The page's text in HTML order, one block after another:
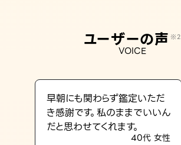
ユーザーの声 ※2
VOICE
早朝にも関わらず鑑定いただ
き感謝です。私のままでいいん
だと思わせてくれます。
40代 女性